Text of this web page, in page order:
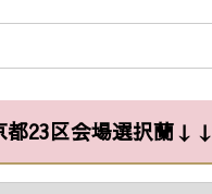
都23区会場選択蘭↓↓